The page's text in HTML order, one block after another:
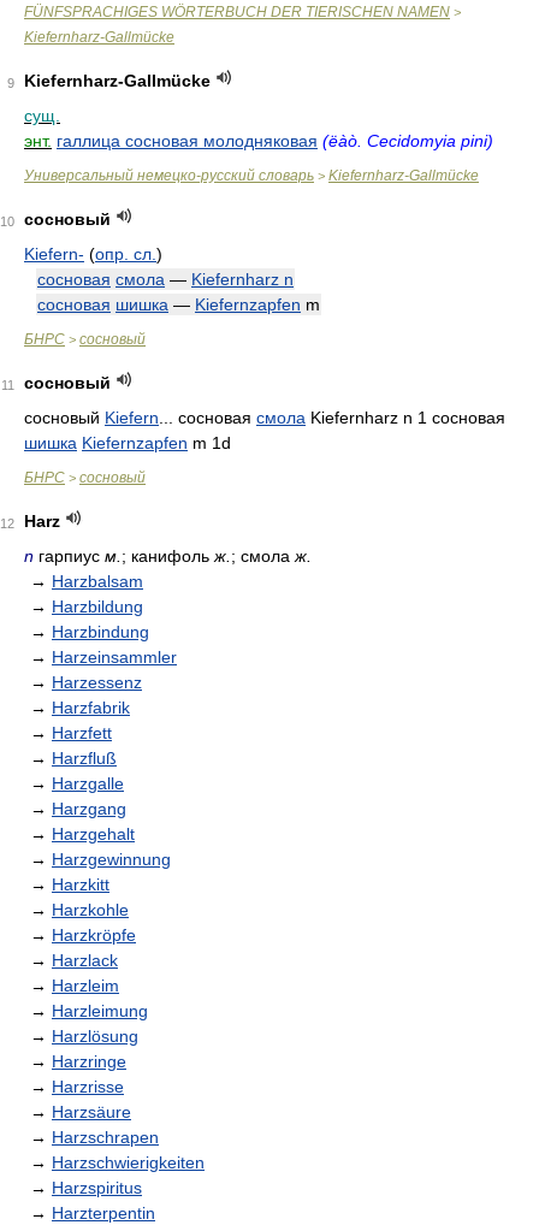
FÜNFSPRACHIGES WÖRTERBUCH DER TIERISCHEN NAMEN >
Kiefernharz-Gallmücke
9
Kiefernharz-Gallmücke
сущ.
энт. галлица сосновая молодняковая (ëàò. Cecidomyia pini)
Универсальный немецко-русский словарь > Kiefernharz-Gallmücke
10
сосновый
Kiefern- (опр. сл. )
сосновая смола — Kiefernharz n
сосновая шишка — Kiefernzapfen m
БНРС > сосновый
11
сосновый
сосновый Kiefern ... сосновая смола Kiefernharz n 1 сосновая
шишка Kiefernzapfen m 1d
БНРС > сосновый
12
Harz
n гарпиус м. ; канифоль ж. ; смола ж.
→ Harzbalsam
→ Harzbildung
→ Harzbindung
→ Harzeinsammler
→ Harzessenz
→ Harzfabrik
→ Harzfett
→ Harzfluß
→ Harzgalle
→ Harzgang
→ Harzgehalt
→ Harzgewinnung
→ Harzkitt
→ Harzkohle
→ Harzkröpfe
→ Harzlack
→ Harzleim
→ Harzleimung
→ Harzlösung
→ Harzringe
→ Harzrisse
→ Harzsäure
→ Harzschrapen
→ Harzschwierigkeiten
→ Harzspiritus
→ Harzterpentin